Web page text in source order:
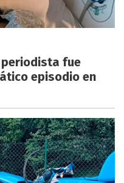
periodista fue
episodio en